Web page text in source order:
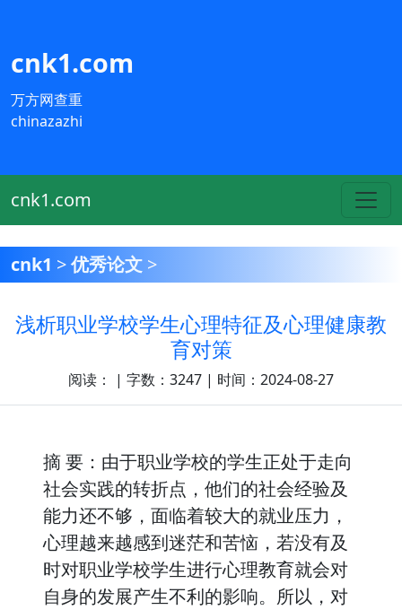
cnk1.com
万方网查重
chinazazhi
cnk1.com
cnk1 >优秀论文 >
浅析职业学校学生心理特征及心理健康教
育对策
阅读： | 字数：3247 | 时间：2024-08-27
摘 要：由于职业学校的学生正处于走向
社会实践的转折点，他们的社会经验及
能力还不够，面临着较大的就业压力，
心理越来越感到迷茫和苦恼，若没有及
时对职业学校学生进行心理教育就会对
自身的发展产生不利的影响。所以，对